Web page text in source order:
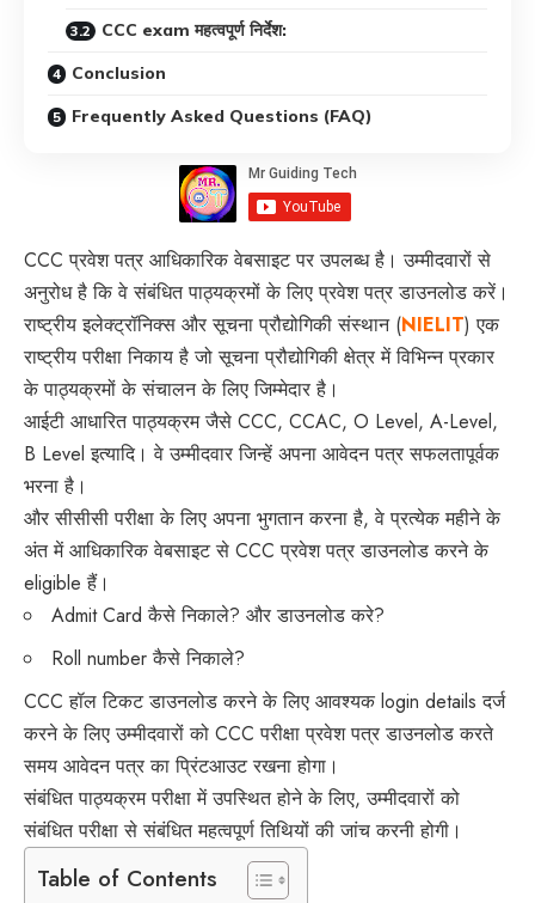
CCC exam महत्वपूर्ण निर्देश:
Conclusion
Frequently Asked Questions (FAQ)
CCC प्रवेश पत्र आधिकारिक वेबसाइट पर उपलब्ध है। उम्मीदवारों से
अनुरोध है कि वे संबंधित पाठ्यक्रमों के लिए प्रवेश पत्र डाउनलोड करें।
राष्ट्रीय इलेक्ट्रॉनिक्स और सूचना प्रौद्योगिकी संस्थान (NIELIT) एक
राष्ट्रीय परीक्षा निकाय है जो सूचना प्रौद्योगिकी क्षेत्र में विभिन्न प्रकार
के पाठ्यक्रमों के संचालन के लिए जिम्मेदार है।
आईटी आधारित पाठ्यक्रम जैसे CCC, CCAC, O Level, A-Level,
B Level इत्यादि। वे उम्मीदवार जिन्हें अपना आवेदन पत्र सफलतापूर्वक
भरना है।
और सीसीसी परीक्षा के लिए अपना भुगतान करना है, वे प्रत्येक महीने के
अंत में आधिकारिक वेबसाइट से CCC प्रवेश पत्र डाउनलोड करने के
eligible हैं।
Admit Card कैसे निकाले? और डाउनलोड करे?
Roll number कैसे निकाले?
CCC हॉल टिकट डाउनलोड करने के लिए आवश्यक login details दर्ज
करने के लिए उम्मीदवारों को CCC परीक्षा प्रवेश पत्र डाउनलोड करते
समय आवेदन पत्र का प्रिंटआउट रखना होगा।
संबंधित पाठ्यक्रम परीक्षा में उपस्थित होने के लिए, उम्मीदवारों को
संबंधित परीक्षा से संबंधित महत्वपूर्ण तिथियों की जांच करनी होगी।
Table of Contents